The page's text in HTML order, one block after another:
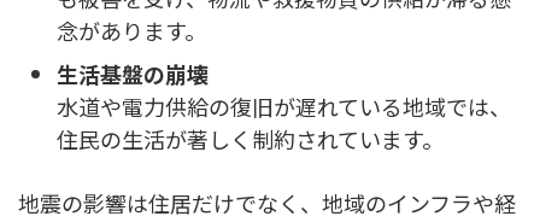
念があります。
生活基盤の崩壊
水道や電力供給の復旧が遅れている地域では、
住民の生活が著しく制約されています。
地震の影響は住居だけでなく、地域のインフラや経